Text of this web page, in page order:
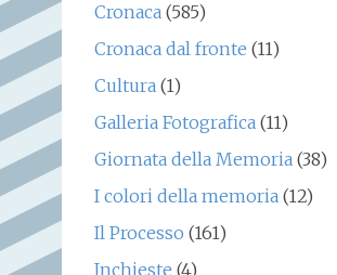
Cronaca(585)
Cronaca dal fronte (11)
Cultura(1)
Galleria Fotografica(11)
Giornata della Memoria(38)
I colori della memoria(12)
Il Processo (161)
Inchieste (4)